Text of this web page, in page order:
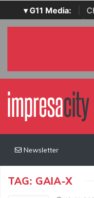
▾ G11 Media:
SecurityOpenLab |
Newsletter
TAG: GAIA-X